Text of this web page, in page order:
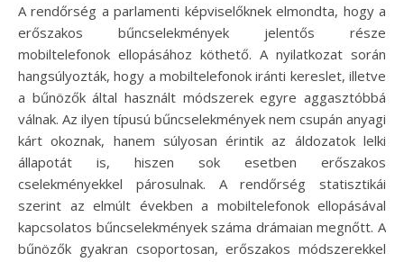
A rendőrség a parlamenti képviselőknek elmondta, hogy a
erőszakos bűncselekmények jelentős része
mobiltelefonok ellopásához köthető. A nyilatkozat során
hangsúlyozták, hogy a mobiltelefonok iránti kereslet, illetve
a bűnözők által használt módszerek egyre aggasztóbbá
válnak. Az ilyen típusú bűncselekmények nem csupán anyagi
kárt okoznak, hanem súlyosan érintik az áldozatok lelki
állapotát is, hiszen sok esetben erőszakos
cselekményekkel párosulnak. A rendőrség statisztikái
szerint az elmúlt években a mobiltelefonok ellopásával
kapcsolatos bűncselekmények száma drámaian megnőtt. A
bűnözők gyakran csoportosan, erőszakos módszerekkel